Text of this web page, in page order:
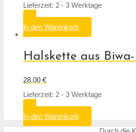
Lieferzeit: 2 - 3 Werktage
In den Warenkorb
Halskette aus
28,00 €
Lieferzeit: 2 - 3 Werktage
In den Warenkorb